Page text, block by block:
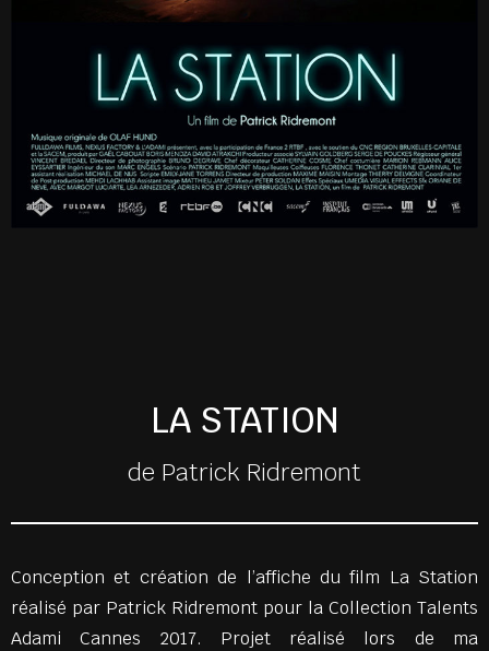
LA STATION
de Patrick Ridremont
Conception et création de l’affiche du film La Station
réalisé par Patrick Ridremont pour la Collection Talents
Adami Cannes 2017. Projet réalisé lors de ma